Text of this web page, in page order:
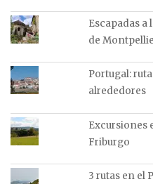
Escapadas a
de
Portugal:
alrededores
Excursiones
Friburgo
3 rutas en el